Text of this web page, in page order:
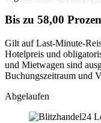
Bis zu 58,00
Gilt auf Last-Minute-
Hotelpreis und
und Mietwagen sind
Buchungszeitraum und
Abgelaufen